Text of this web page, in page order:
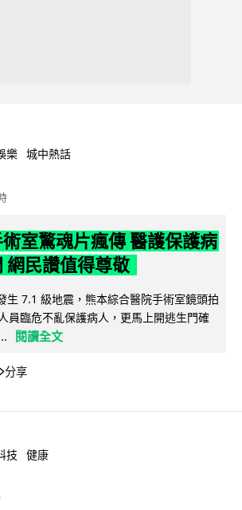
樂 城中熱話
室驚魂片瘋傳 醫護保護病
網民讚值得尊敬
生 7.1 級地震，熊本綜合醫院手術室鏡頭拍
員臨危不亂保護病人，更馬上開逃生門確
閱讀全文
分享
技 健康